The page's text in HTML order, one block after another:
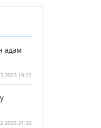
адам
19:22
21:32